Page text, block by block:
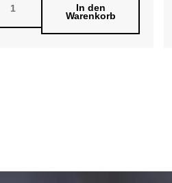
In den
Warenkorb